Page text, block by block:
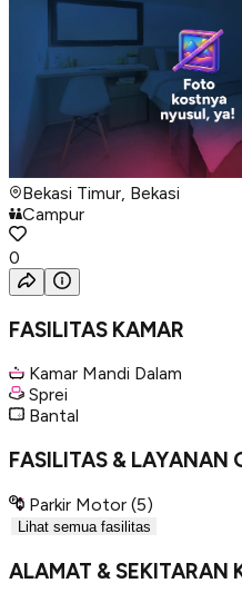
Bekasi Timur, Bekasi
Campur
0
FASILITAS KAMAR
Kamar Mandi Dalam
Sprei
Bantal
FASILITAS & LAYANAN
Parkir Motor (5)
Lihat semua fasilitas
ALAMAT & SEKITARAN